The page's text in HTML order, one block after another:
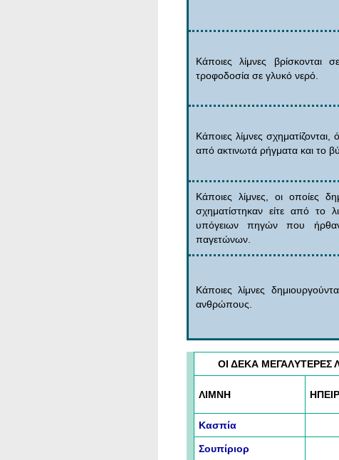
Κάποιες λίμνες βρίσκονται
τροφοδοσία σε γλυκό νερό.
Κάποιες λίμνες
από ακτινωτά ρήγματα και το
Κάποιες λίμνες, οι οποίες
σχηματίστηκαν είτε από το
υπόγειων πηγών που
παγετώνων.
Κάποιες λίμνες
ανθρώπους.
ΟΙ ΔΕΚΑ ΜΕΓΑΛYΤΕΡΕΣ
ΛΙΜΝΗ
Κασπία
Σουπίριορ